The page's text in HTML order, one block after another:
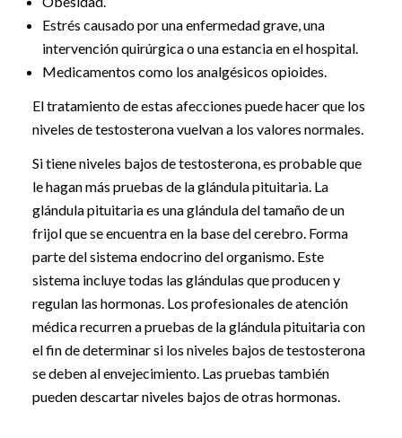
Estrés causado por una enfermedad grave, una
intervención quirúrgica o una estancia en el hospital.
Medicamentos como los analgésicos opioides.
El tratamiento de estas afecciones puede hacer que los
niveles de testosterona vuelvan a los valores normales.
Si tiene niveles bajos de testosterona, es probable que
le hagan más pruebas de la glándula pituitaria. La
glándula pituitaria es una glándula del tamaño de un
frijol que se encuentra en la base del cerebro. Forma
parte del sistema endocrino del organismo. Este
sistema incluye todas las glándulas que producen y
regulan las hormonas. Los profesionales de atención
médica recurren a pruebas de la glándula pituitaria con
el fin de determinar si los niveles bajos de testosterona
se deben al envejecimiento. Las pruebas también
pueden descartar niveles bajos de otras hormonas.